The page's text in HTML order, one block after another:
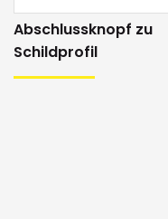
Abschlussknopf zu
Schildprofil